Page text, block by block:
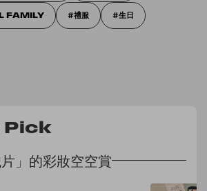
FAMILY 禮服 生日
Pick
」的彩妝空空賞